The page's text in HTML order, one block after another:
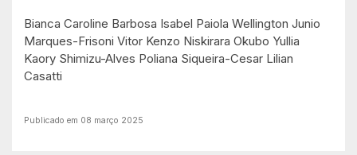
Bianca Caroline Barbosa Isabel Paiola Wellington Junio
Marques-Frisoni Vitor Kenzo Niskirara Okubo Yullia
Kaory Shimizu-Alves Poliana Siqueira-Cesar Lilian
Casatti
Publicado em 08 março 2025